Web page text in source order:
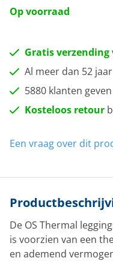
Op voorraad
Gratis verzending
Al meer dan 52
5880 klanten
Kosteloos retour
Een vraag over dit
De OS Thermal
is voorzien van een
en ademend